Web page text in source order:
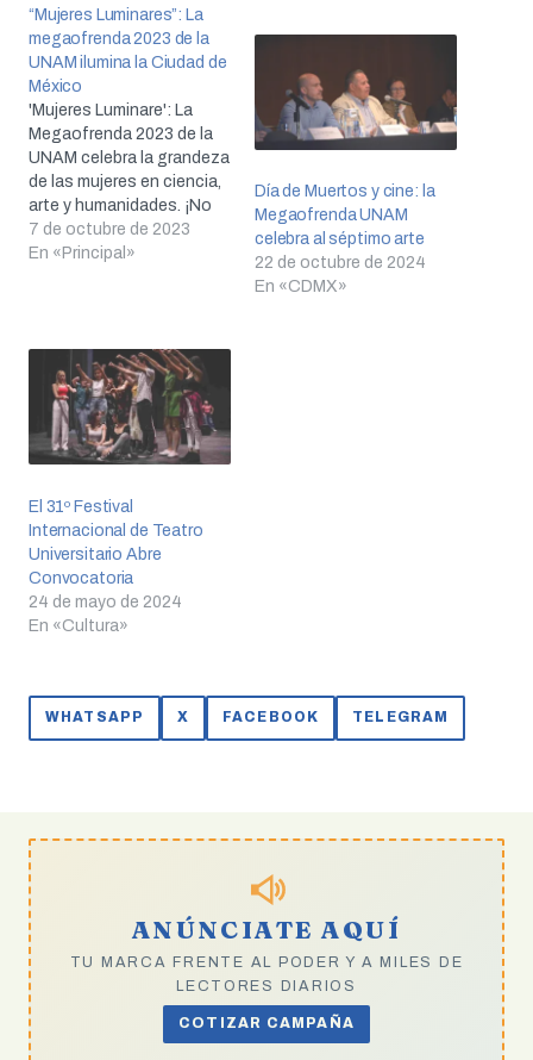
“Mujeres Luminares”: La
megaofrenda 2023 de la
UNAM ilumina la Ciudad de
México
'Mujeres Luminare': La
Megaofrenda 2023 de la
UNAM celebra la grandeza
de las mujeres en ciencia,
arte y humanidades. ¡No
te lo pierdas el 1 y 2 de
noviembre!
7 de octubre de 2023
En «Principal»
Día de Muertos y cine: la
Megaofrenda UNAM
celebra al séptimo arte
22 de octubre de 2024
En «CDMX»
El 31º Festival
Internacional de Teatro
Universitario Abre
Convocatoria
24 de mayo de 2024
En «Cultura»
WHATSAPP X FACEBOOK TELEGRAM
ANÚNCIATE AQUÍ
TU MARCA FRENTE AL PODER Y A MILES DE
LECTORES DIARIOS
COTIZAR CAMPAÑA